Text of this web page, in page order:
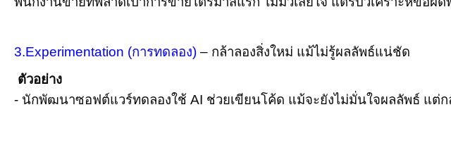
3.Experimentation (การทดลอง) – กล้าลองสิ่งใหม่ แม้ไม่รู้ผลลัพธ์แน่ชัด
ตัวอย่าง
- นักพัฒนาซอฟต์แวร์ทดลองใช้ AI ช่วยเขียนโค้ด แม้จะยังไม่มั่นใจผลลัพธ์ แต่